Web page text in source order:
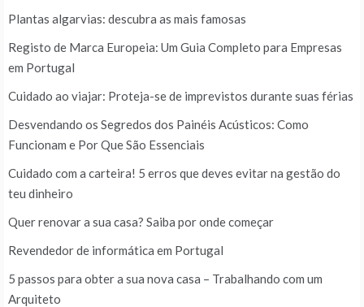
Plantas algarvias: descubra as mais famosas
Registo de Marca Europeia: Um Guia Completo para Empresas
em Portugal
Cuidado ao viajar: Proteja-se de imprevistos durante suas férias
Desvendando os Segredos dos Painéis Acústicos: Como
Funcionam e Por Que São Essenciais
Cuidado com a carteira! 5 erros que deves evitar na gestão do
teu dinheiro
Quer renovar a sua casa? Saiba por onde começar
Revendedor de informática em Portugal
5 passos para obter a sua nova casa – Trabalhando com um
Arquiteto